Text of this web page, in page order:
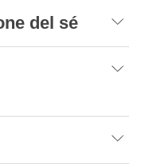
del sé